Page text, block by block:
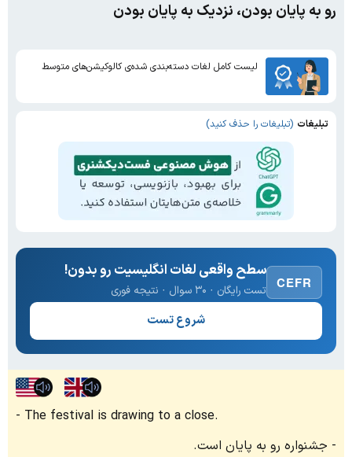
رو به پایان بودن، نزدیک به پایان بودن
لیست کامل لغات دسته‌بندی شده‌ی کالوکیشن‌های متوسط
تبلیغات (تبلیغات را حذف کنید)
CEFR
سطح واقعی لغات انگلیسیت رو بدون!
تست رایگان · ۳۰ سوال · نتیجه فوری
شروع تست
The festival is drawing to a close.
جشنواره رو به پایان است.